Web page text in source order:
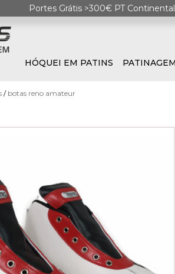
Portes Grátis >300€ PT Continental
HÓQUEI EM PATINS PATINAGEM
botas reno amateur